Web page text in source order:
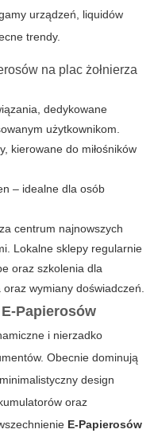
urządzeń, liquidów
trendy.
na plac żołnierza
dedykowane
użytkownikom.
kierowane do miłośników
– idealne dla osób
centrum najnowszych
Lokalne sklepy regularnie
oraz szkolenia dla
wymiany doświadczeń.
Papierosów
i nierzadko
Obecnie dominują
design
oraz
E-Papierosów